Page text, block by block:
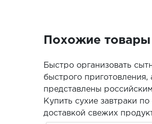
Похожие товары
Быстро организовать
быстрого
представлены
Купить сухие завтраки
доставкой свежих